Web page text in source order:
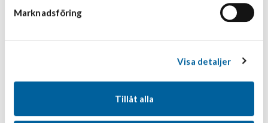
Marknadsföring
Visa detaljer
Tillåt alla
1 december 2023 | News, PR, Non Regulatory
10 november 2023 | News, PR, Non Regulatory